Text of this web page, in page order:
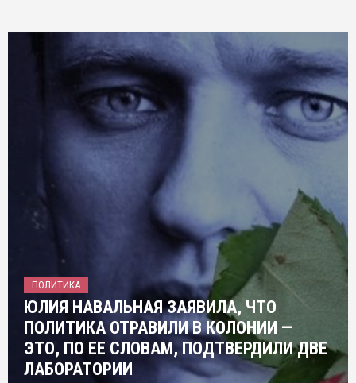
ПОЛИТИКА
ЮЛИЯ НАВАЛЬНАЯ ЗАЯВИЛА, ЧТО
ПОЛИТИКА ОТРАВИЛИ В КОЛОНИИ —
ЭТО, ПО ЕЕ СЛОВАМ, ПОДТВЕРДИЛИ ДВЕ
ЛАБОРАТОРИИ